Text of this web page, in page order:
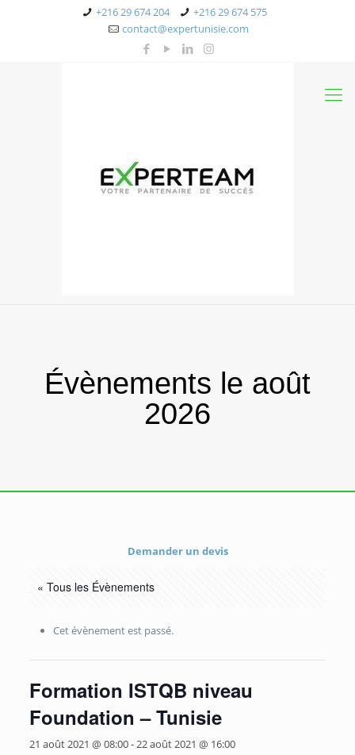
+216 29 674 204
+216 29 674 575
contact@expertunisie.com
Évènements le août
2026
Demander un devis
« Tous les Évènements
Cet évènement est passé.
Formation ISTQB niveau
Foundation – Tunisie
21 août 2021 @ 08:00-22 août 2021 @ 16:00